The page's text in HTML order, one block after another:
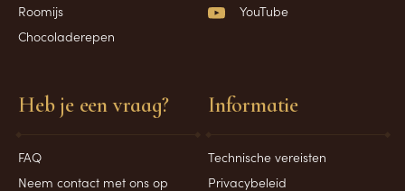
Roomijs
Chocoladerepen
Heb je een vraag?
FAQ
Neem contact met ons op
Informatie
Technische vereisten
Privacybeleid
YouTube